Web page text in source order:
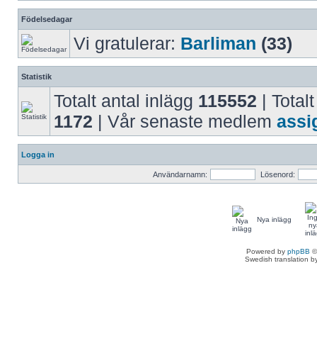
Födelsedagar
Vi gratulerar: Barliman (33)
Statistik
Totalt antal inlägg 115552 |
1172 | Vår senaste medlem
Logga in
Användarnamn: Lösenord:
Nya inlägg
Powered by phpBB
Swedish translation